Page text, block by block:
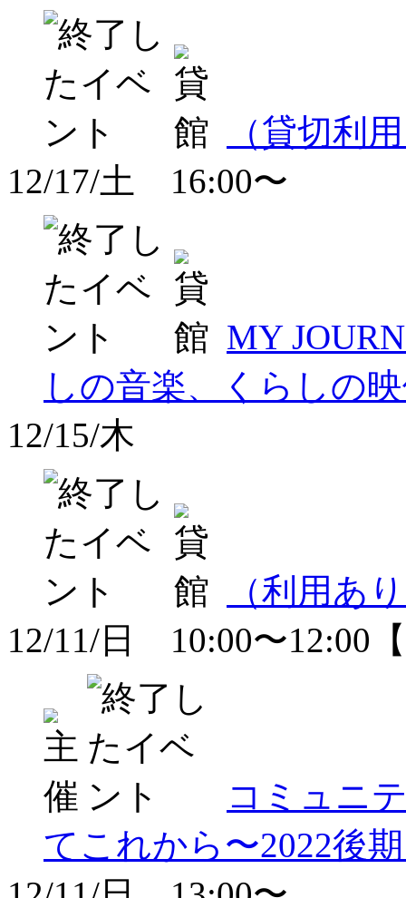
（貸切利
12/17/土 16:00〜
MY
しの音楽、くらしの
12/15/木
（利用あ
12/11/日 10:00〜12:00
コミュニ
てこれから〜2022後